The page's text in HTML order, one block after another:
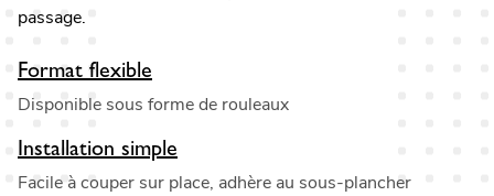
passage.
Format flexible
Disponible sous forme de rouleaux
Installation simple
Facile à couper sur place, adhère au sous-plancher